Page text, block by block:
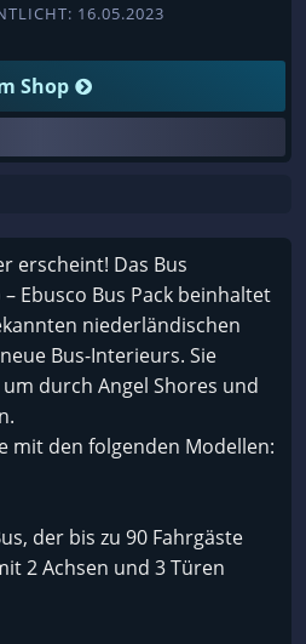
16.05.2023
Shop
erscheint! Das Bus
Ebusco Bus Pack beinhaltet
niederländischen
Bus-Interieurs. Sie
durch Angel Shores und
mit den folgenden Modellen:
der bis zu 90 Fahrgäste
2 Achsen und 3 Türen